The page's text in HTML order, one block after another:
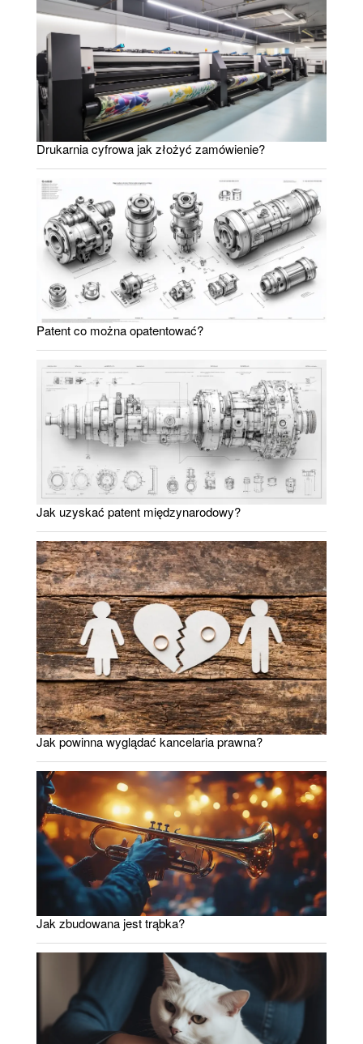
Drukarnia cyfrowa jak złożyć zamówienie?
Patent co można opatentować?
Jak uzyskać patent międzynarodowy?
Jak powinna wyglądać kancelaria prawna?
Jak zbudowana jest trąbka?